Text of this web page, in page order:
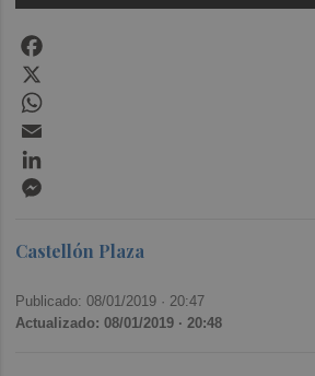
Castellón Plaza
Publicado: 08/01/2019 · 20:47
Actualizado: 08/01/2019 · 20:48